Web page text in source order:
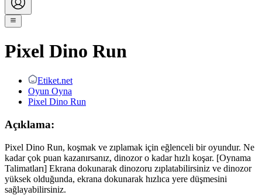
Pixel Dino Run
Etiket.net
Oyun Oyna
Pixel Dino Run
Açıklama:
Pixel Dino Run, koşmak ve zıplamak için eğlenceli bir oyundur. Ne
kadar çok puan kazanırsanız, dinozor o kadar hızlı koşar. [Oynama
Talimatları] Ekrana dokunarak dinozoru zıplatabilirsiniz ve dinozor
yüksek olduğunda, ekrana dokunarak hızlıca yere düşmesini
sağlayabilirsiniz.